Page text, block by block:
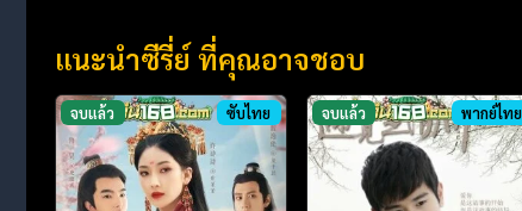
แนะนำซีรี่ย์ ที่คุณอาจชอบ
จบแล้ว ซับไทย จบแล้ว พากย์ไทย